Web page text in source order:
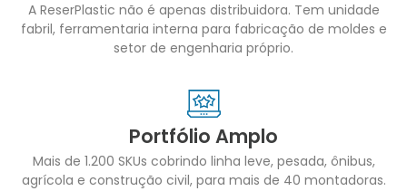
A ReserPlastic não é apenas distribuidora. Tem unidade
fabril, ferramentaria interna para fabricação de moldes e
setor de engenharia próprio.
Portfólio Amplo
Mais de 1.200 SKUs cobrindo linha leve, pesada, ônibus,
agrícola e construção civil, para mais de 40 montadoras.